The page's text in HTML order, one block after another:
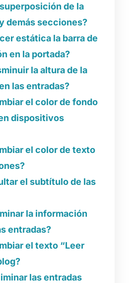
de la
demás secciones?
estática la barra de
en la portada?
la altura de la
las entradas?
el color de fondo
dispositivos
el color de texto
el subtítulo de las
la información
entradas?
el texto “Leer
las entradas